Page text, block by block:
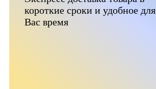
короткие сроки и удобное для
Вас время